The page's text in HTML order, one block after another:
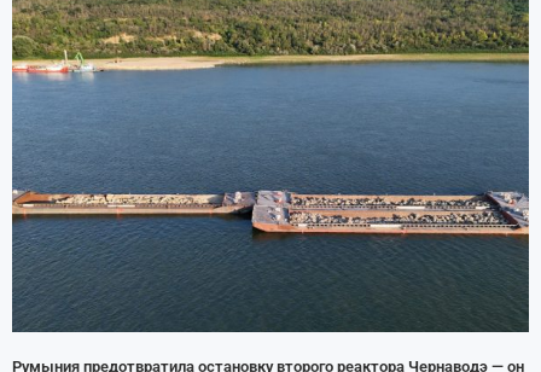
Румыния предотвратила остановку второго реактора Чернаводэ — он